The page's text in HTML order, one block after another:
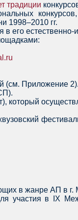
традиции
1998–2010 гг.
его
(см. Приложение 2).
который
в жанре АП в
участия в IX